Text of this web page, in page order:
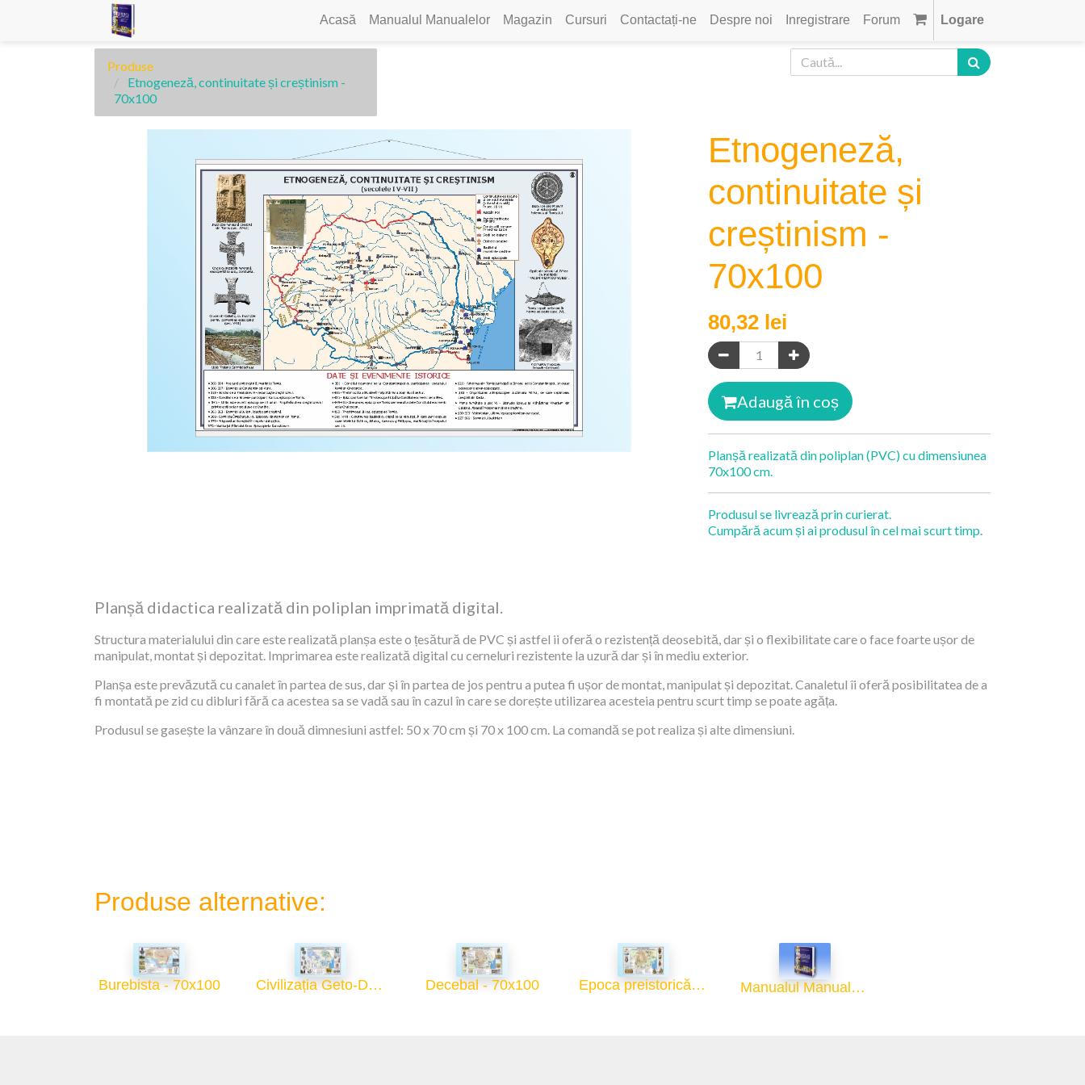
Acasă Manualul Manualelor Magazin Cursuri Contactați-ne Despre noi Inregistrare Forum Logare
Produse
Etnogeneză, continuitate și creștinism -
70x100
Etnogeneză,
continuitate și
creștinism -
70x100
80,32 lei
Adaugă în coș
Planșă realizată din poliplan (PVC) cu dimensiunea
70x100 cm.
Produsul se livrează prin curierat.
Cumpără acum și ai produsul în cel mai scurt timp.
Planșă didactica realizată din poliplan imprimată digital.
Structura materialului din care este realizată planșa este o țesătură de PVC și astfel ii oferă o rezistență deosebită, dar și o flexibilitate care o face foarte ușor de
manipulat, montat și depozitat. Imprimarea este realizată digital cu cerneluri rezistente la uzură dar și în mediu exterior.
Planșa este prevăzută cu canalet în partea de sus, dar și în partea de jos pentru a putea fi ușor de montat, manipulat și depozitat. Canaletul îi oferă posibilitatea de a
fi montată pe zid cu dibluri fără ca acestea sa se vadă sau în cazul în care se dorește utilizarea acesteia pentru scurt timp se poate agăța.
Produsul se gasește la vânzare în două dimnesiuni astfel: 50 x 70 cm și 70 x 100 cm. La comandă se pot realiza și alte dimensiuni.
Produse alternative:
Burebista - 70x100 Civilizația Geto-Dacă (sec. IV-II î. Hr.) - 70x100 Decebal - 70x100 Epoca preistorică - 70x100 Manualul Manualelor